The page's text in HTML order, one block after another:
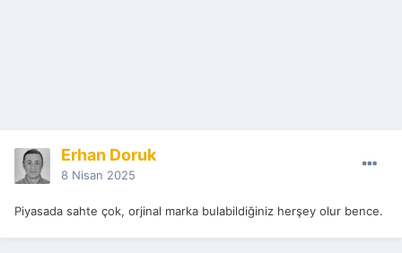
Erhan Doruk
8 Nisan 2025
Piyasada sahte çok, orjinal marka bulabildiğiniz herşey olur bence.